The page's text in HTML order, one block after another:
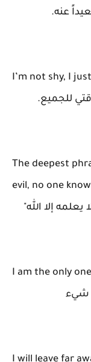
عنه.
I’m not shy, I
للجميع.
The deepest
evil, no one
إلا الله"
I am the only
شيء
I will leave far